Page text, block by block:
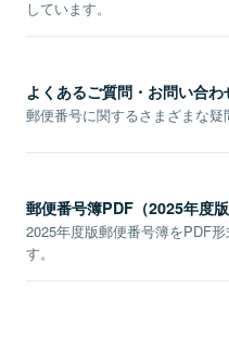
しています。
よくあるご質問・お問い合わ
郵便番号に関するさまざまな疑
郵便番号簿PDF（2025年度版
2025年度版郵便番号簿をPDF
す。